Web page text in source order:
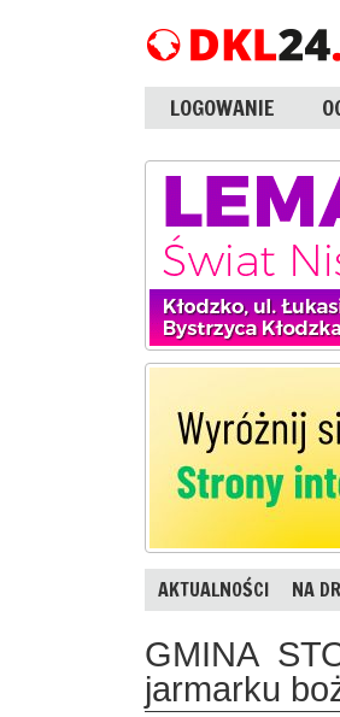
LOGOWANIE
AKTUALNOŚCI NA
GMINA
jarmarku